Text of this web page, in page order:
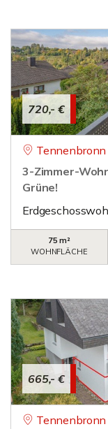
720,- €
Tennenbronn
3-Zimmer-
Grüne!
75 m²
WOHNFLÄCHE
665,- €
Tennenbronn